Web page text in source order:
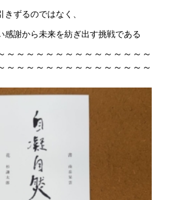
ずるのではなく、
感謝から未来を紡ぎ出す挑戦である
～～～～～～～～～～～～～～～
～～～～～～～～～～～～～～～